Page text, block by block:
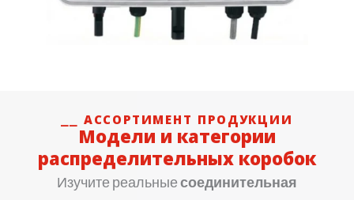
⎯⎯ АССОРТИМЕНТ ПРОДУКЦИИ
Модели и категории
распределительных коробок
Изучите реальныесоединительная